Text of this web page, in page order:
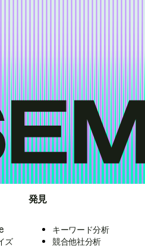
ズ
発見
キーワード分析
競合他社分析